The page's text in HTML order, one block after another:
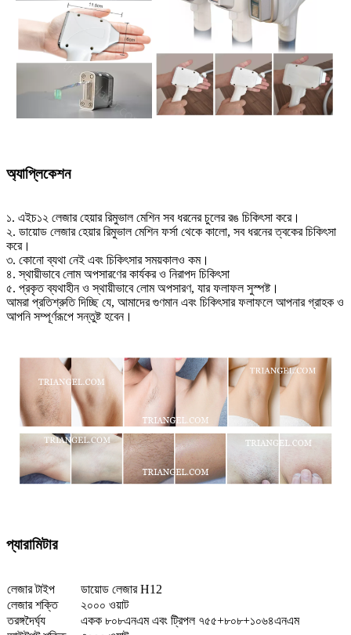
অ্যাপ্লিকেশন
১. এইচ১২ লেজার হেয়ার রিমুভাল মেশিন সব ধরনের চুলের রঙ চিকিৎসা করে।
২. ডায়োড লেজার হেয়ার রিমুভাল মেশিন ফর্সা থেকে কালো, সব ধরনের ত্বকের চিকিৎসা
করে।
৩. কোনো ব্যথা নেই এবং চিকিৎসার সময়কালও কম।
৪. স্থায়ীভাবে লোম অপসারণের কার্যকর ও নিরাপদ চিকিৎসা
৫. প্রকৃত ব্যথাহীন ও স্থায়ীভাবে লোম অপসারণ, যার ফলাফল সুস্পষ্ট।
আমরা প্রতিশ্রুতি দিচ্ছি যে, আমাদের গুণমান এবং চিকিৎসার ফলাফলে আপনার গ্রাহক ও
আপনি সম্পূর্ণরূপে সন্তুষ্ট হবেন।
প্যারামিটার
লেজার টাইপ
ডায়োড লেজার H12
লেজার শক্তি
২০০০ ওয়াট
তরঙ্গদৈর্ঘ্য
একক ৮০৮এনএম এবং ট্রিপল ৭৫৫+৮০৮+১০৬৪এনএম